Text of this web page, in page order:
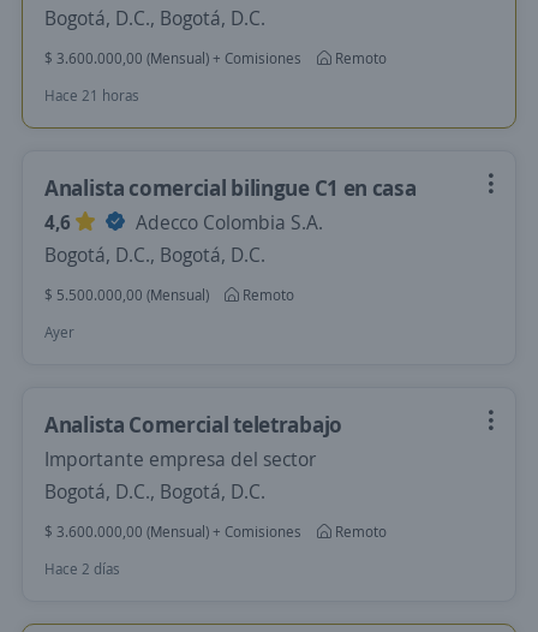
Bogotá, D.C., Bogotá, D.C.
$ 3.600.000,00 (Mensual) + Comisiones
Remoto
Hace 21 horas
Analista comercial bilingue C1 en casa
4,6
Adecco Colombia S.A.
Bogotá, D.C., Bogotá, D.C.
$ 5.500.000,00 (Mensual)
Remoto
Ayer
Analista Comercial teletrabajo
Importante empresa del sector
Bogotá, D.C., Bogotá, D.C.
$ 3.600.000,00 (Mensual) + Comisiones
Remoto
Hace 2 días